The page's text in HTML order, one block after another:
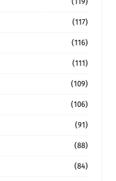
(117)
(116)
(111)
(109)
(106)
(91)
(88)
(84)